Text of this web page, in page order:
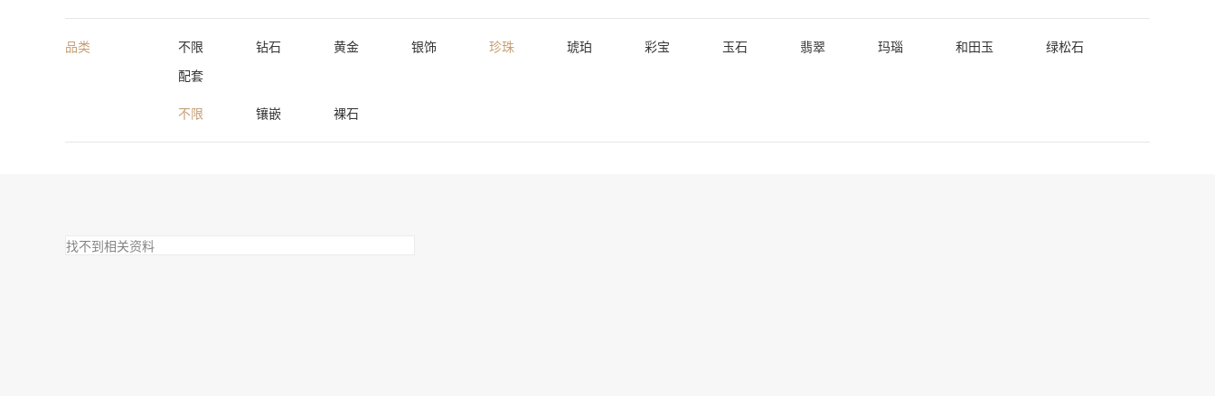
品类 不限 钻石 黄金 银饰 珍珠 琥珀 彩宝 玉石 翡翠 玛瑙 和田玉
绿松石
配套
不限 镶嵌 裸石
找不到相关资料